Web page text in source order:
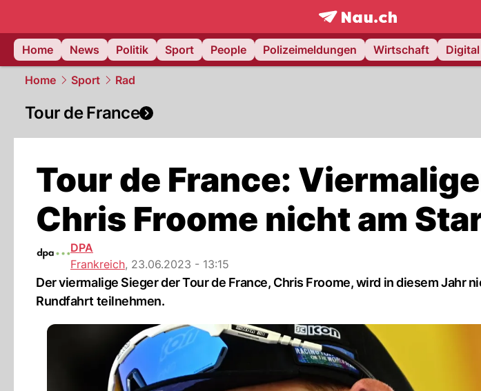
frontpage.NAU.ch
Home
News Politik Sport People Polizeimeldungen Wirtschaft Digital
Home Sport Rad
Tour de France
Tour de France:
Chris Froome nicht am
DPA
Frankreich, 23.06.2023 - 13:15
Der viermalige Sieger der Tour de France, Chris Froome, wird in diesem Jahr
Rundfahrt teilnehmen.